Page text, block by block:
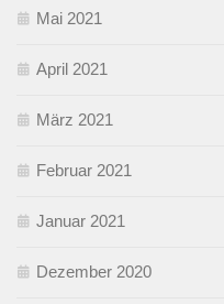
Mai 2021
April 2021
März 2021
Februar 2021
Januar 2021
Dezember 2020